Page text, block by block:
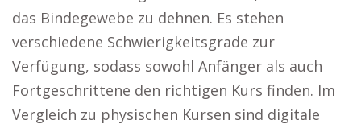
das Bindegewebe zu dehnen. Es stehen
verschiedene Schwierigkeitsgrade zur
Verfügung, sodass sowohl Anfänger als auch
Fortgeschrittene den richtigen Kurs finden. Im
Vergleich zu physischen Kursen sind digitale